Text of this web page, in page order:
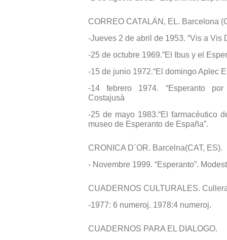
CORREO CATALÁN, EL. Barcelona
-Jueves 2 de abril de 1953. “Vis a Vis
-25 de octubre 1969.”El Ibus y el
-15 de junio 1972.“El domingo Aplec
-14 febrero 1974. “Esperanto por
Costajusà
-25 de mayo 1983.“El farmacéutico
museo de Esperanto de España”.
CRONICA D´OR. Barcelna(CAT, ES).
- Novembre 1999. “Esperanto”.
CUADERNOS CULTURALES.
-1977: 6 numeroj. 1978:4 numeroj.
CUADERNOS PARA EL DIALOGO.